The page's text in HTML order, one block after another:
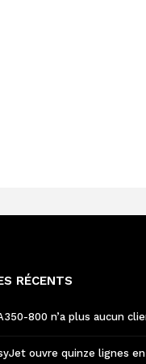
RÉCENTS
800 n’a plus aucun
ouvre quinze lignes en